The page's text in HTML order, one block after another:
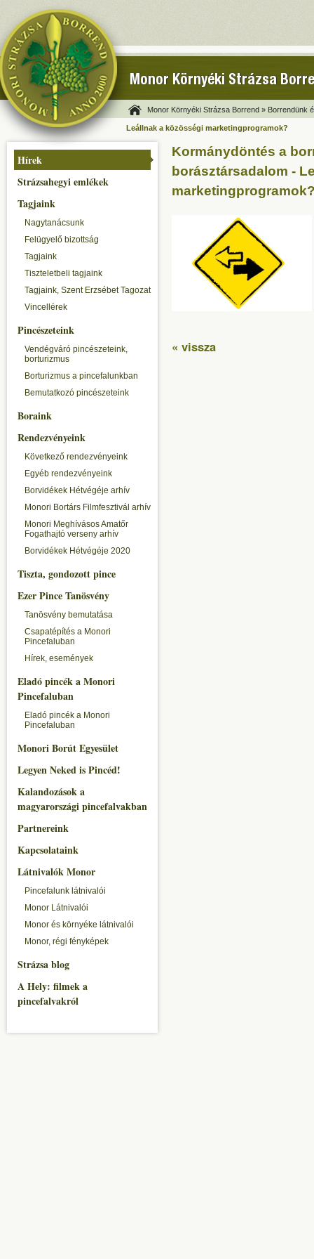
Monor Környéki Strázsa
Monor Környéki Strázsa Borrend » Borrendünk
Leállnak a közösségi marketingprogramok?
Hírek
Strázsahegyi emlékek
Tagjaink
Nagytanácsunk
Felügyelő bizottság
Tagjaink
Tiszteletbeli tagjaink
Tagjaink, Szent Erzsébet Tagozat
Vincellérek
Pincészeteink
Vendégváró pincészeteink,
borturizmus
Borturizmus a pincefalunkban
Bemutatkozó pincészeteink
Boraink
Rendezvényeink
Következő rendezvényeink
Egyéb rendezvényeink
Borvidékek Hétvégéje arhív
Monori Bortárs Filmfesztivál arhív
Monori Meghívásos Amatőr
Fogathajtó verseny arhív
Borvidékek Hétvégéje 2020
Tiszta, gondozott pince
Ezer Pince Tanösvény
Tanösvény bemutatása
Csapatépítés a Monori
Pincefaluban
Hírek, események
Eladó pincék a Monori
Pincefaluban
Eladó pincék a Monori
Pincefaluban
Monori Borút Egyesület
Legyen Neked is Pincéd!
Kalandozások a
magyarországi pincefalvakban
Partnereink
Kapcsolataink
Látnivalók Monor
Pincefalunk látnivalói
Monor Látnivalói
Monor és környéke látnivalói
Monor, régi fényképek
Strázsa blog
A Hely: filmek a
pincefalvakról
Kormánydöntés a
borásztársadalom -
« vissza